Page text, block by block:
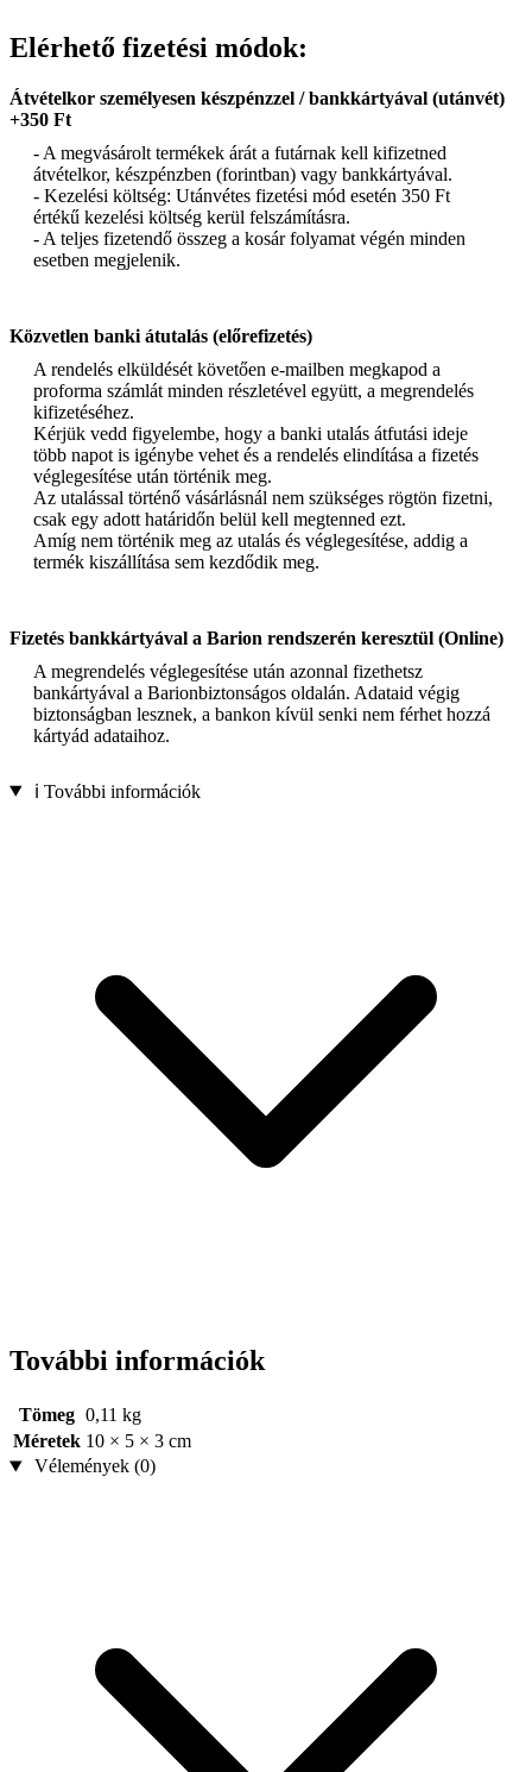
Elérhető fizetési módok:
Átvételkor személyesen készpénzzel / bankkártyával (utánvét)
+350 Ft
- A megvásárolt termékek árát a futárnak kell kifizetned
átvételkor, készpénzben (forintban) vagy bankkártyával.
- Kezelési költség: Utánvétes fizetési mód esetén 350 Ft
értékű kezelési költség kerül felszámításra.
- A teljes fizetendő összeg a kosár folyamat végén minden
esetben megjelenik.
Közvetlen banki átutalás (előrefizetés)
A rendelés elküldését követően e-mailben megkapod a
proforma számlát minden részletével együtt, a megrendelés
kifizetéséhez.
Kérjük vedd figyelembe, hogy a banki utalás átfutási ideje
több napot is igénybe vehet és a rendelés elindítása a fizetés
véglegesítése után történik meg.
Az utalással történő vásárlásnál nem szükséges rögtön fizetni,
csak egy adott határidőn belül kell megtenned ezt.
Amíg nem történik meg az utalás és véglegesítése, addig a
termék kiszállítása sem kezdődik meg.
Fizetés bankkártyával a Barion rendszerén keresztül (Online)
A megrendelés véglegesítése után azonnal fizethetsz
bankártyával a Barionbiztonságos oldalán. Adataid végig
biztonságban lesznek, a bankon kívül senki nem férhet hozzá
kártyád adataihoz.
ℹ️ További információk
További információk
Tömeg 0,11 kg
Méretek 10 × 5 × 3 cm
Vélemények (0)